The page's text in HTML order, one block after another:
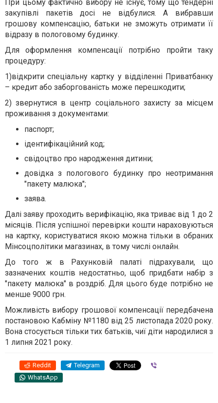
При цьому фактично вибору не існує, тому що тендерні
закупівлі пакетів досі не відбулися. А вибравши
грошову компенсацію, батьки не зможуть отримати її
відразу в пологовому будинку.
Для оформлення компенсації потрібно пройти таку
процедуру:
1)відкрити спеціальну картку у відділенні Приватбанку
– кредит або заборгованість може перешкодити;
2)звернутися в центр соціального захисту за місцем
проживання з документами:
паспорт;
ідентифікаційний код;
свідоцтво про народження дитини;
довідка з пологового будинку про неотримання
"пакету малюка";
заява.
Далі заяву проходить верифікацію, яка триває від 1 до 2
місяців. Після успішної перевірки кошти нараховуються
на картку, користуватися якою можна тільки в обраних
Мінсоцполітики магазинах, в тому числі онлайн.
До того ж в Рахунковій палаті підрахували, що
зазначених коштів недостатньо, щоб придбати набір з
"пакету малюка" в роздріб. Для цього буде потрібно не
менше 9000 грн.
Можливість вибору грошової компенсації передбачена
постановою Кабміну №1180 від 25 листопада 2020 року.
Вона стосується тільки тих батьків, чиї діти народилися з
1 липня 2021 року.
Reddit Telegram
WhatsApp